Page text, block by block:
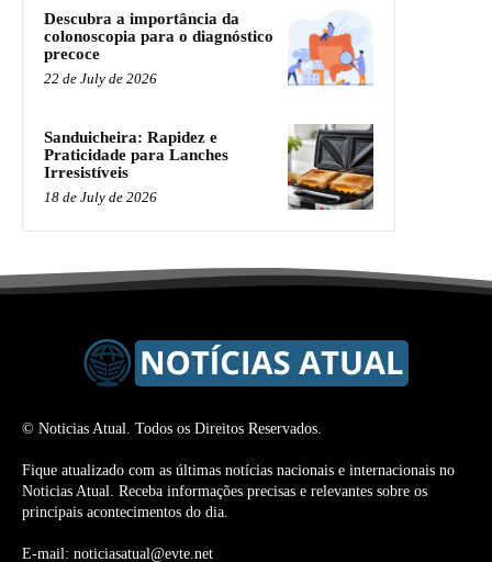
Descubra a importância da
colonoscopia para o diagnóstico
precoce
22 de July de 2026
Sanduicheira: Rapidez e
Praticidade para Lanches
Irresistíveis
18 de July de 2026
© Noticias Atual. Todos os Direitos Reservados.
Fique atualizado com as últimas notícias nacionais e internacionais no
Noticias Atual. Receba informações precisas e relevantes sobre os
principais acontecimentos do dia.
E-mail: noticiasatual@evte.net